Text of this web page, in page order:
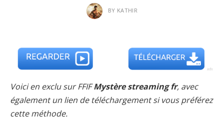
BY KATHIR
Voici en exclu sur FFIFMystère streaming fr, avec
également un lien de téléchargement si vous préférez
cette méthode.